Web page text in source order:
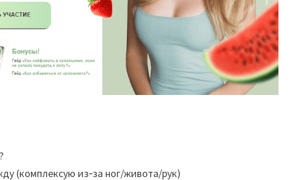
(комплексую из‑за ног/живота/рук)